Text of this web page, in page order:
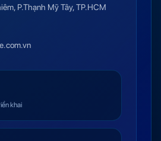
P.Thạnh Mỹ Tây, TP.HCM
khai